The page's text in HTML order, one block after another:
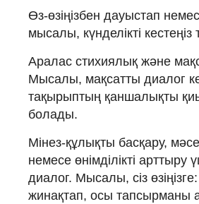
Өз-өзіңізбен дауыстап
мысалы, күнделікті
Аралас стихиялық және
Мысалы, мақсатты диалог
тақырыптың қаншалықты
болады.
Мінез-құлықты басқару,
немесе өнімділікті арттыру
диалог. Мысалы, сіз
жинақтап, осы тапсырманы